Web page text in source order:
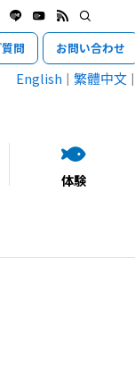
体験
問 お問い合わせ
English 繁體中文